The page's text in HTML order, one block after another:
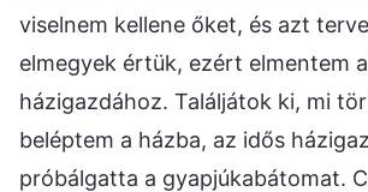
viselnem kellene őket, és azt
elmegyek értük, ezért elmentem
házigazdához. Találjátok ki, mi
beléptem a házba, az idős
próbálgatta a gyapjúkabátomat.